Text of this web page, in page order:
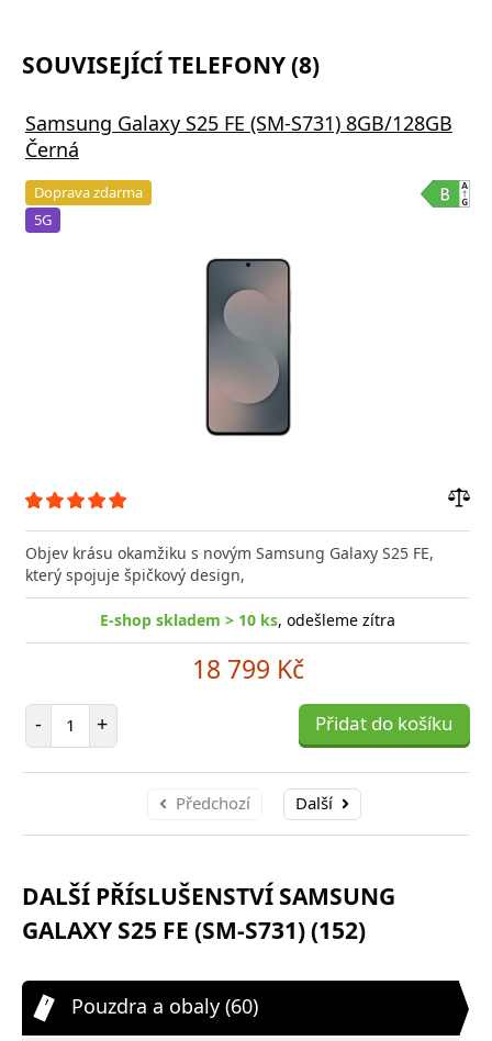
SOUVISEJÍCÍ TELEFONY (8)
Samsung Galaxy S25 FE (SM-S731) 8GB/128GB
Černá
Doprava zdarma
5G
Objev krásu okamžiku s novým Samsung Galaxy S25 FE,
který spojuje špičkový design,
E-shop skladem > 10 ks, odešleme zítra
18 799 Kč
- Počet položek
+ Přidat do košíku
Předchozí Další
DALŠÍ PŘÍSLUŠENSTVÍ SAMSUNG
GALAXY S25 FE (SM-S731) (152)
Pouzdra a obaly (60)